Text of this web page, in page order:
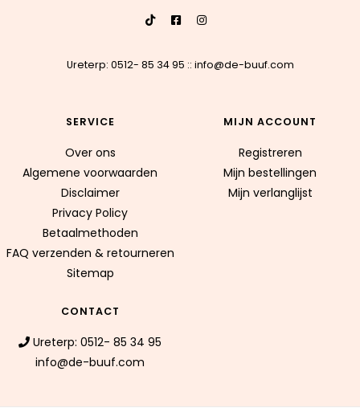
Ureterp: 0512- 85 34 95 :: info@de-buuf.com
SERVICE
Over ons
Algemene voorwaarden
Disclaimer
Privacy Policy
Betaalmethoden
FAQ verzenden & retourneren
Sitemap
MIJN ACCOUNT
Registreren
Mijn bestellingen
Mijn verlanglijst
CONTACT
Ureterp: 0512- 85 34 95
info@de-buuf.com